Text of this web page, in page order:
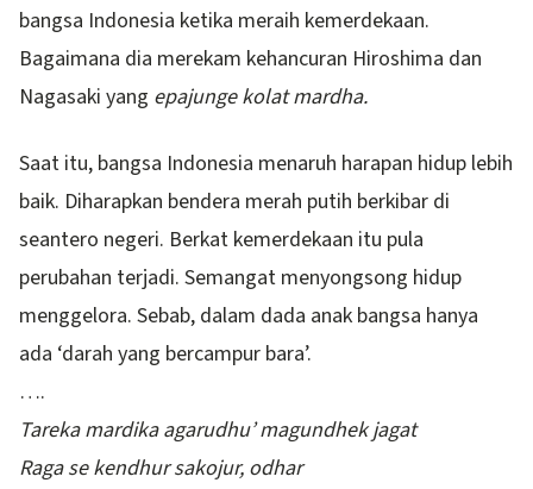
bangsa Indonesia ketika meraih kemerdekaan.
Bagaimana dia merekam kehancuran Hiroshima dan
Nagasaki yang epajunge kolat mardha.
Saat itu, bangsa Indonesia menaruh harapan hidup lebih
baik. Diharapkan bendera merah putih berkibar di
seantero negeri. Berkat kemerdekaan itu pula
perubahan terjadi. Semangat menyongsong hidup
menggelora. Sebab, dalam dada anak bangsa hanya
ada ‘darah yang bercampur bara’.
….
Tareka mardika agarudhu’ magundhek jagat
Raga se kendhur sakojur, odhar